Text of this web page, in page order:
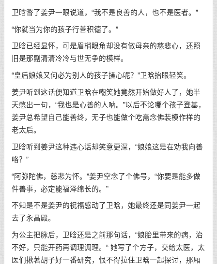
卫晗瞥了姜尹一眼说道，“我不是良善的人，也不是医者。”
“你就当为你的孩子行善积德了。”
卫晗已经显怀，可是眉梢眼角却没有做母亲的慈悲心，还照
旧是那副清清冷冷与世无争的模样。
“皇后娘娘又何必为别人的孩子操心呢？”卫晗抬眼轻笑。
姜尹听到这话便知道卫晗在嘲笑她竟然开始做好人了，她半
天憋出一句，“我也是心善的人呐。”以后不论哪个孩子登基，
姜尹总希望自己能善终，无子也能做个吃斋念佛装模作样的
老太后。
卫晗听到姜尹这种违心话却笑意更深，“娘娘这是在劝我向善
咯？”
“阿弥陀佛，慈悲为怀。”姜尹空念了个佛号，“你要是能多做
件善事，必定能福泽绵长的。”
不知是不是姜尹的祝福感动了卫晗，她最终还是同姜尹一起
去了永昌殿。
为公主把脉后，卫晗还是之前那句话，“娘胎里带来的病，治
不好，只能开药再调理调理。“ 她写了个方子，交给太医，太
医们揪著胡子好一番研究，恨不得拉住卫晗一起探讨，那厢